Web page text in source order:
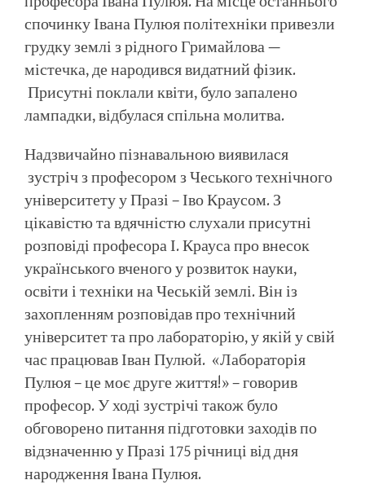
спочинку Івана Пулюя політехніки привезли
грудку землі з рідного Гримайлова —
містечка, де народився видатний фізик.
Присутні поклали квіти, було запалено
лампадки, відбулася спільна молитва.
Надзвичайно пізнавальною виявилася
зустріч з професором з Чеського технічного
університету у Празі – Іво Краусом. З
цікавістю та вдячністю слухали присутні
розповіді професора І. Крауса про внесок
українського вченого у розвиток науки,
освіти і техніки на Чеській землі. Він із
захопленням розповідав про технічний
університет та про лабораторію, у якій у свій
час працював Іван Пулюй. «Лабораторія
Пулюя – це моє друге життя!» – говорив
професор. У ході зустрічі також було
обговорено питання підготовки заходів по
відзначенню у Празі 175 річниці від дня
народження Івана Пулюя.